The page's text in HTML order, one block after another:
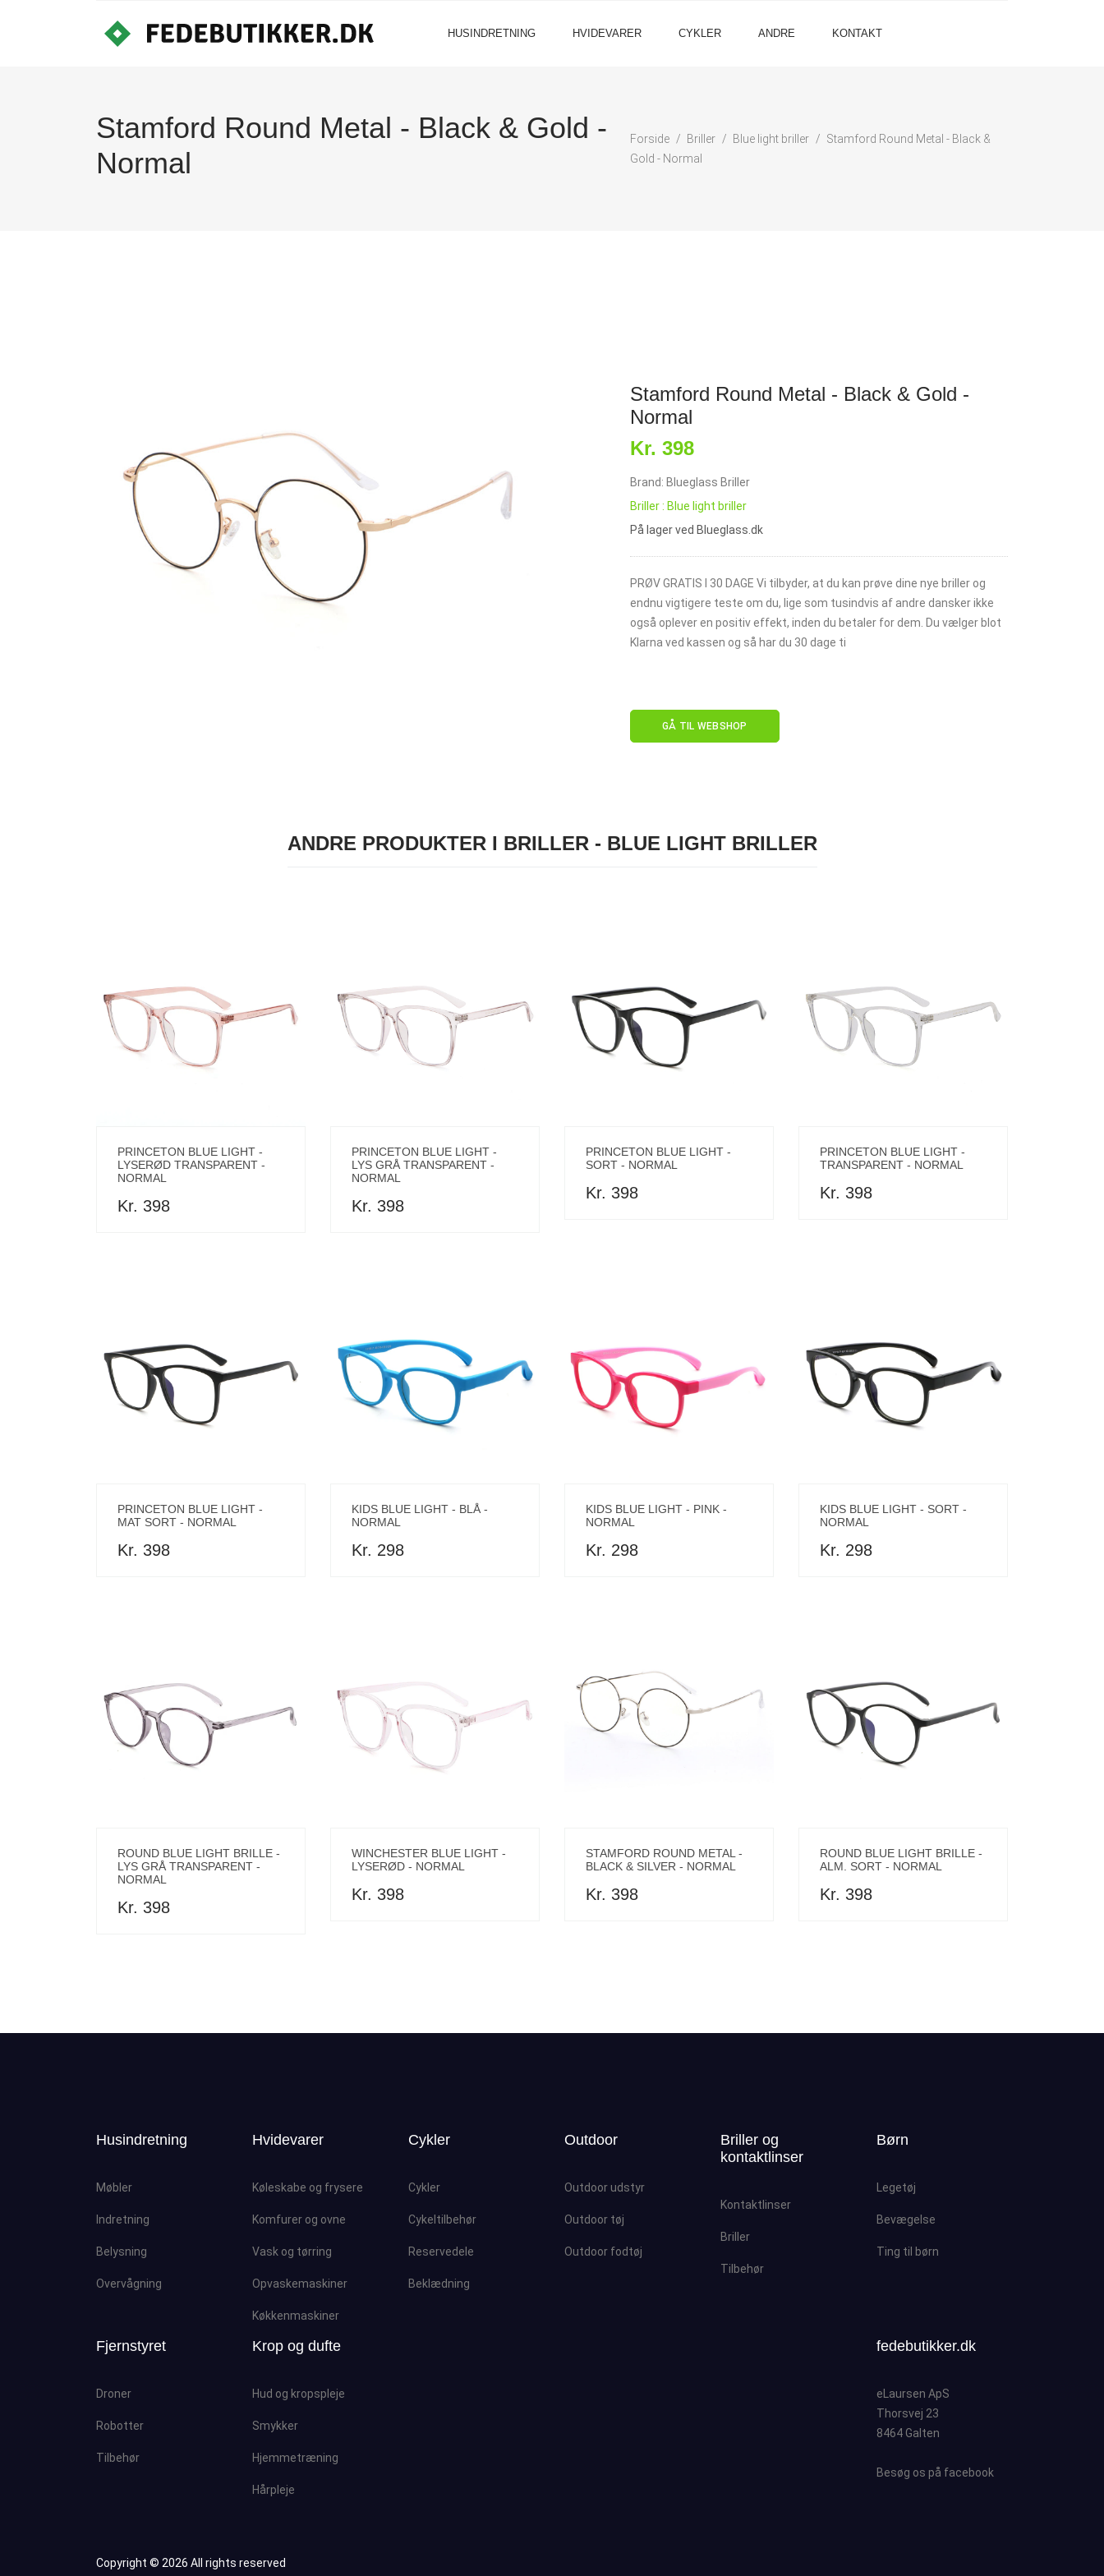
HUSINDRETNING HVIDEVARER CYKLER ANDRE KONTAKT
Stamford Round Metal - Black & Gold -
Normal
Forside Briller Blue light briller
Stamford Round Metal - Black &
Gold - Normal
Stamford Round Metal - Black & Gold -
Normal
Kr. 398
Brand: Blueglass Briller
Briller : Blue light briller
På lager ved Blueglass.dk
PRØV GRATIS I 30 DAGE Vi tilbyder, at du kan prøve dine nye briller og
endnu vigtigere teste om du, lige som tusindvis af andre dansker ikke
også oplever en positiv effekt, inden du betaler for dem. Du vælger blot
Klarna ved kassen og så har du 30 dage ti
GÅ TIL WEBSHOP
ANDRE PRODUKTER I BRILLER - BLUE LIGHT BRILLER
PRINCETON BLUE LIGHT -
LYSERØD TRANSPARENT -
NORMAL
Kr. 398
PRINCETON BLUE LIGHT -
LYS GRÅ TRANSPARENT -
NORMAL
Kr. 398
PRINCETON BLUE LIGHT -
SORT - NORMAL
Kr. 398
PRINCETON BLUE LIGHT -
TRANSPARENT - NORMAL
Kr. 398
PRINCETON BLUE LIGHT -
MAT SORT - NORMAL
Kr. 398
KIDS BLUE LIGHT - BLÅ -
NORMAL
Kr. 298
KIDS BLUE LIGHT - PINK -
NORMAL
Kr. 298
KIDS BLUE LIGHT - SORT -
NORMAL
Kr. 298
ROUND BLUE LIGHT BRILLE -
LYS GRÅ TRANSPARENT -
NORMAL
Kr. 398
WINCHESTER BLUE LIGHT -
LYSERØD - NORMAL
Kr. 398
STAMFORD ROUND METAL -
BLACK & SILVER - NORMAL
Kr. 398
ROUND BLUE LIGHT BRILLE -
ALM. SORT - NORMAL
Kr. 398
Husindretning
Møbler
Indretning
Belysning
Overvågning
Hvidevarer
Køleskabe og frysere
Komfurer og ovne
Vask og tørring
Opvaskemaskiner
Køkkenmaskiner
Cykler
Cykler
Cykeltilbehør
Reservedele
Beklædning
Outdoor
Outdoor udstyr
Outdoor tøj
Outdoor fodtøj
Briller og
kontaktlinser
Kontaktlinser
Briller
Tilbehør
Børn
Legetøj
Bevægelse
Ting til børn
Fjernstyret
Droner
Robotter
Tilbehør
Krop og dufte
Hud og kropspleje
Smykker
Hjemmetræning
Hårpleje
fedebutikker.dk
eLaursen ApS
Thorsvej 23
8464 Galten
Besøg os på facebook
Copyright © 2026 All rights reserved